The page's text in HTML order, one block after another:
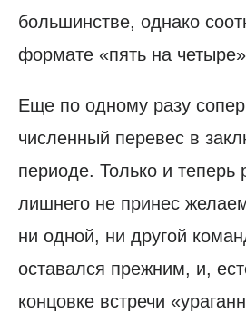
большинстве, однако
формате «пять на
Еще по одному разу
численный перевес в
периоде. Только и теперь
лишнего не принес
ни одной, ни другой
оставался прежним, и,
концовке встречи